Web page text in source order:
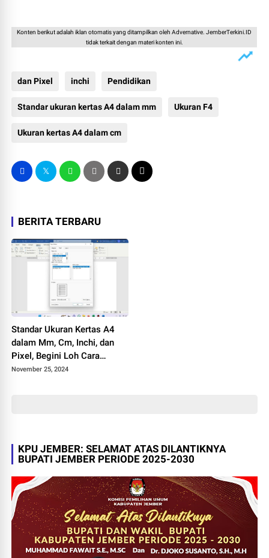
Konten berikut adalah iklan otomatis yang ditampilkan oleh Advernative. JemberTerkini.ID
tidak terkait dengan materi konten ini.
dan Pixel inchi Pendidikan
Standar ukuran kertas A4 dalam mm Ukuran F4
Ukuran kertas A4 dalam cm
BERITA TERBARU
Standar Ukuran Kertas A4
dalam Mm, Cm, Inchi, dan
Pixel, Begini Loh Cara
Melihat Ukurannya
November 25, 2024
KPU JEMBER: SELAMAT ATAS DILANTIKNYA
BUPATI JEMBER PERIODE 2025-2030